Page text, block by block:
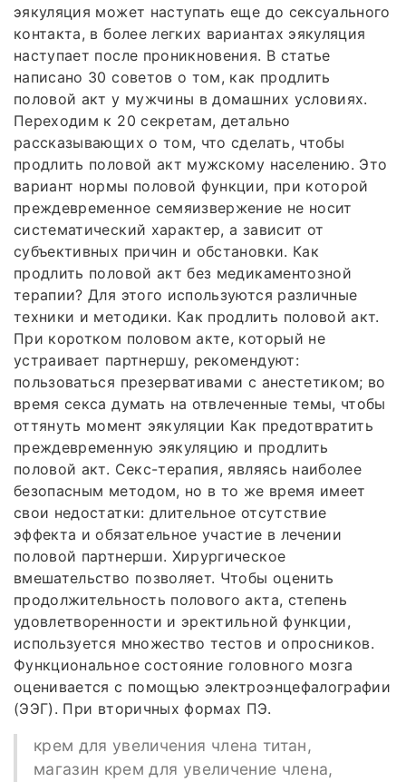
эякуляция может наступать еще до сексуального
контакта, в более легких вариантах эякуляция
наступает после проникновения. В статье
написано 30 советов о том, как продлить
половой акт у мужчины в домашних условиях.
Переходим к 20 секретам, детально
рассказывающих о том, что сделать, чтобы
продлить половой акт мужскому населению. Это
вариант нормы половой функции, при которой
преждевременное семяизвержение не носит
систематический характер, а зависит от
субъективных причин и обстановки. Как
продлить половой акт без медикаментозной
терапии? Для этого используются различные
техники и методики. Как продлить половой акт.
При коротком половом акте, который не
устраивает партнершу, рекомендуют:
пользоваться презервативами с анестетиком; во
время секса думать на отвлеченные темы, чтобы
оттянуть момент эякуляции Как предотвратить
преждевременную эякуляцию и продлить
половой акт. Секс-терапия, являясь наиболее
безопасным методом, но в то же время имеет
свои недостатки: длительное отсутствие
эффекта и обязательное участие в лечении
половой партнерши. Хирургическое
вмешательство позволяет. Чтобы оценить
продолжительность полового акта, степень
удовлетворенности и эректильной функции,
используется множество тестов и опросников.
Функциональное состояние головного мозга
оценивается с помощью электроэнцефалографии
(ЭЭГ). При вторичных формах ПЭ.
крем для увеличения члена титан,
магазин крем для увеличение члена,